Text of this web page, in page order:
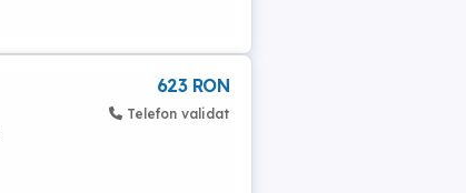
623 RON
Telefon validat